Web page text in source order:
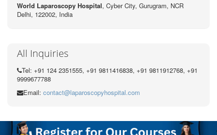
World Laparoscopy Hospital, Cyber City, Gurugram, NCR
Delhi, 122002, India
All Inquiries
Tel: +91 124 2351555, +91 9811416838, +91 9811912768, +91
9999677788
Email: contact@laparoscopyhospital.com